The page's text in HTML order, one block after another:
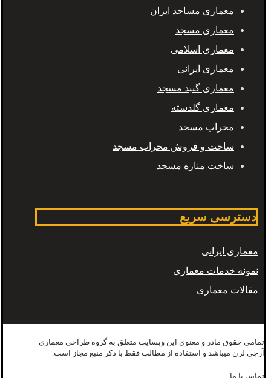
معماری مساجد ایران
معماری مسجد
معماری اسلامی
معماری ایرانی
معماری گنبد مسجد
معماری گلدسته
محراب مسجد
ساخت و فروش محراب مسجد
ساخت مناره مسجد
دسترسی سریع
معماری ایرانی
نمونه خدمات معماری
مقالات معماری
تمامی حقوق مادر و معنوی این وبسایت متعلق به گروه طراحی معماری
آرچی لرن میباشد و استفاده از مطالب فقط با ذکر منبع مجاز است.
تماس با ما